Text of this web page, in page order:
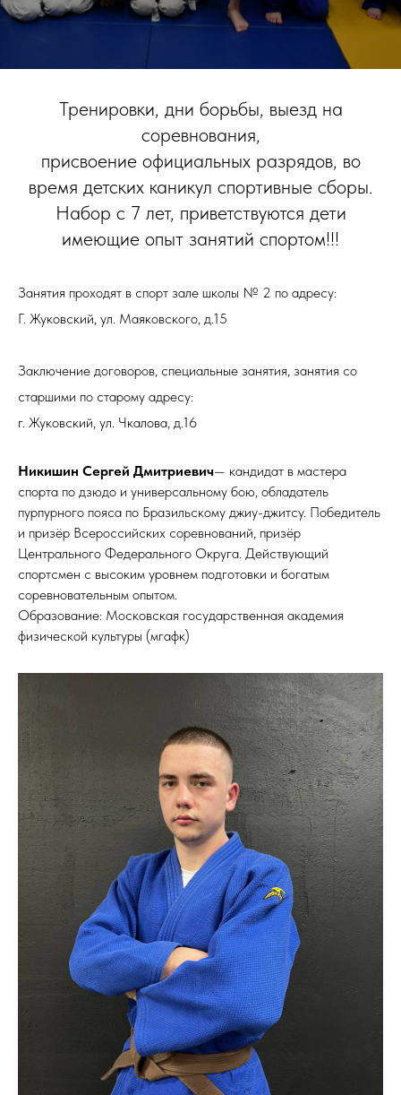
Тренировки, дни борьбы, выезд на
соревнования,
присвоение официальных разрядов, во
время детских каникул спортивные сборы.
Набор с 7 лет, приветствуются дети
имеющие опыт занятий спортом!!!
Занятия проходят в спорт зале школы № 2 по адресу:
Г. Жуковский, ул. Маяковского, д.15
Заключение договоров, специальные занятия, занятия со
старшими по старому адресу:
г. Жуковский, ул. Чкалова, д.16
Никишин Сергей Дмитриевич— кандидат в мастера
спорта по дзюдо и универсальному бою, обладатель
пурпурного пояса по Бразильскому джиу-джитсу. Победитель
и призёр Всероссийских соревнований, призёр
Центрального Федерального Округа. Действующий
спортсмен с высоким уровнем подготовки и богатым
соревновательным опытом.
Образование: Московская государственная академия
физической культуры (мгафк)